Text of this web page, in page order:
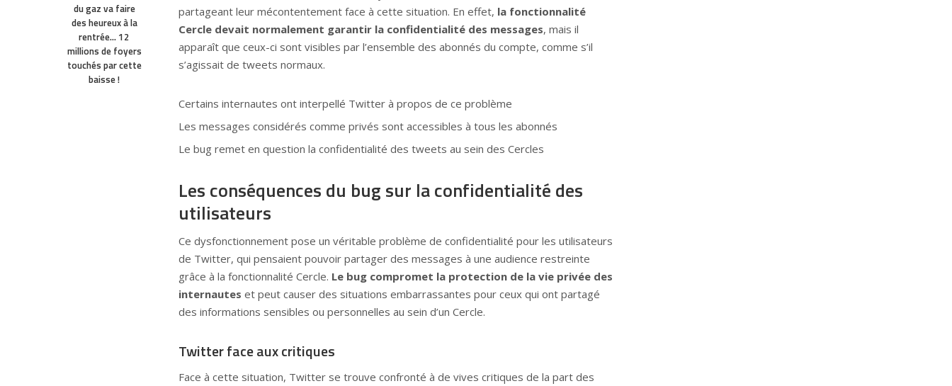
du gaz va faire
des heureux à la
rentrée… 12
millions de foyers
touchés par cette
baisse !
partageant leur mécontentement face à cette situation. En effet, la fonctionnalité
Cercle devait normalement garantir la confidentialité des messages, mais il
apparaît que ceux-ci sont visibles par l’ensemble des abonnés du compte, comme s’il
s’agissait de tweets normaux.
Certains internautes ont interpellé Twitter à propos de ce problème
Les messages considérés comme privés sont accessibles à tous les abonnés
Le bug remet en question la confidentialité des tweets au sein des Cercles
Les conséquences du bug sur la confidentialité des
utilisateurs
Ce dysfonctionnement pose un véritable problème de confidentialité pour les utilisateurs
de Twitter, qui pensaient pouvoir partager des messages à une audience restreinte
grâce à la fonctionnalité Cercle. Le bug compromet la protection de la vie privée des
internautes et peut causer des situations embarrassantes pour ceux qui ont partagé
des informations sensibles ou personnelles au sein d’un Cercle.
Twitter face aux critiques
Face à cette situation, Twitter se trouve confronté à de vives critiques de la part des